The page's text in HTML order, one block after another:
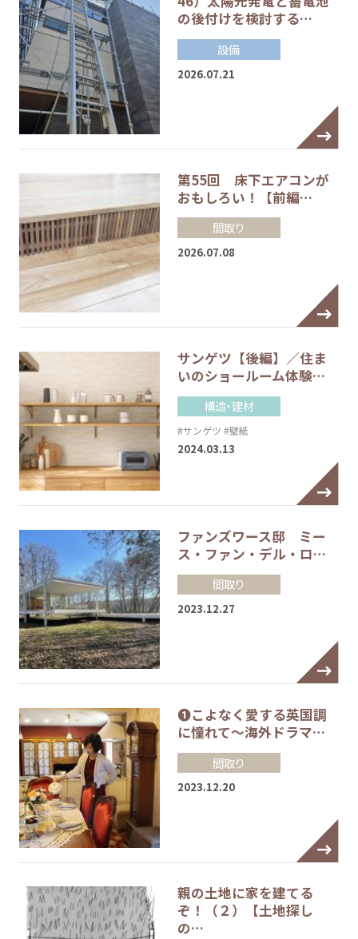
の後付けを検討する…
設備
2026.07.21
第55回 床下エアコンが
おもしろい！【前編…
間取り
2026.07.08
サンゲツ【後編】／住ま
いのショールーム体験…
構造・建材
#サンゲツ #壁紙
2024.03.13
ファンズワース邸 ミー
ス・ファン・デル・ロ…
間取り
2023.12.27
❶こよなく愛する英国調
に憧れて～海外ドラマ…
間取り
2023.12.20
親の土地に家を建てる
ぞ！（２）【土地探し
の…